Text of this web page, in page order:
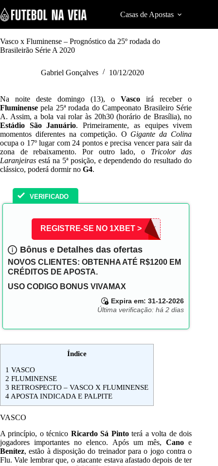
k
i
p
t
o
n
t
Casas de Apostas
Vasco x Fluminense – Prognóstico da 25º rodada do
Brasileirão Série A 2020
Gabriel Gonçalves 10/12/2020
Na noite deste domingo (13), oVasco irá receber o
Fluminense pela 25ª rodada doCampeonato Brasileiro Série
A. Assim, a bola vai rolar às 20h30 (horário de Brasília), no
Estádio São Januário. Primeiramente, as equipes vivem
momentos diferentes na competição. O Gigante da Colina
ocupa o 17º lugar com 24 pontos e precisa vencer para sair da
zona de rebaixamento. Por outro lado, o Tricolor das
Laranjeiras está na 5ª posição, e dependendo do resultado do
clássico, poderá dormir no G4.
VERIFICADO
REGISTRE-SE NO 1XBET >
VIVAMAX
Bônus e Detalhes das ofertas
NOVOS CLIENTES: OBTENHA ATÉ R$1200 EM
CRÉDITOS DE APOSTA.
USO CODIGO BONUS VIVAMAX
Expira em: 31-12-2026
Última verificação: há 2 dias
Índice
1 VASCO
2 FLUMINENSE
3 RETROSPECTO – VASCO X FLUMINENSE
4 APOSTA INDICADA E PALPITE
VASCO
A princípio, o técnico Ricardo Sá Pintoterá a volta de dois
jogadores importantes no elenco. Após um mês,Cano e
Benítez, estão à disposição do treinador para o jogo contra o
Flu. Vale lembrar que, o atacante estava afastado depois de ter